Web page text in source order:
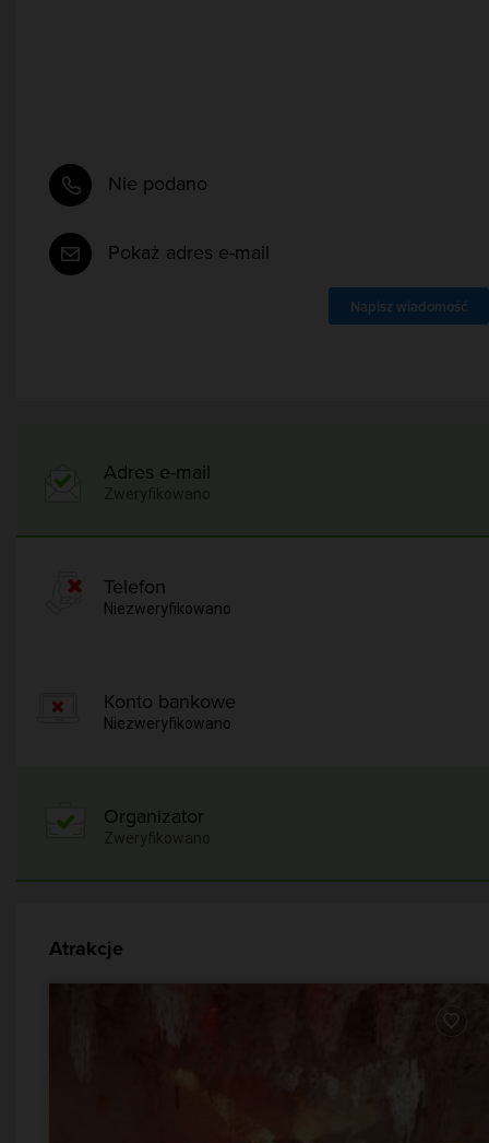
Napisz wiadomość
Nie podano
Pokaż adres e-mail
Adres e-mail
Zweryfikowano
Telefon
Niezweryfikowano
Konto bankowe
Niezweryfikowano
Organizator
Zweryfikowano
Atrakcje